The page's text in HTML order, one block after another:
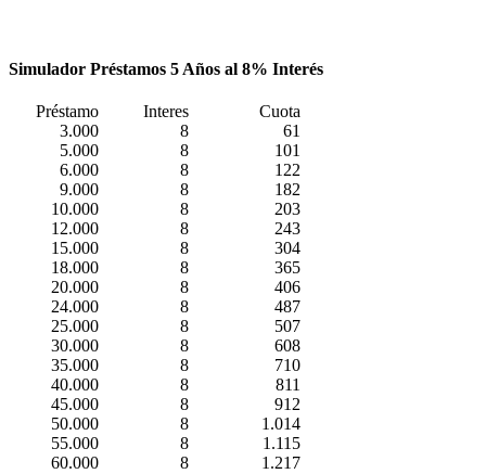
Simulador Préstamos 5 Años al 8% Interés
Préstamo Interes
Cuota
3.000
8
61
5.000
8
101
6.000
8
122
9.000
8
182
10.000
8
203
12.000
8
243
15.000
8
304
18.000
8
365
20.000
8
406
24.000
8
487
25.000
8
507
30.000
8
608
35.000
8
710
40.000
8
811
45.000
8
912
50.000
8
1.014
55.000
8
1.115
60.000
8 1.217